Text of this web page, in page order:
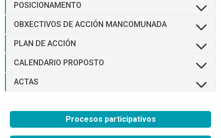
POSICIONAMENTO
OBXECTIVOS DE ACCIÓN MANCOMUNADA
PLAN DE ACCIÓN
CALENDARIO PROPOSTO
ACTAS
Procesos participativos